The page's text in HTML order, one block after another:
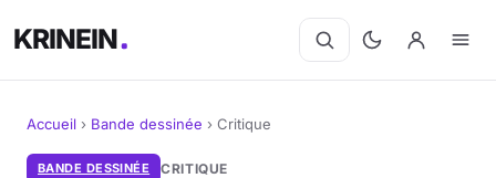
KRINEIN
Cinéma
Accueil › Bande dessinée › Critique
BANDE DESSINÉE CRITIQUE